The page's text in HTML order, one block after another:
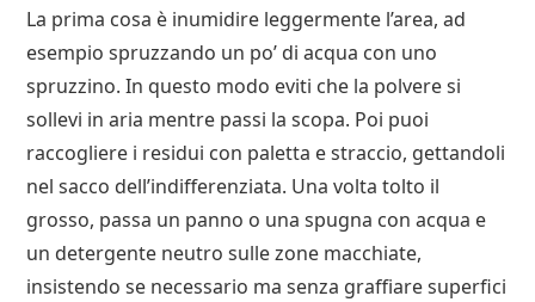
La prima cosa è inumidire leggermente l’area, ad
esempio spruzzando un po’ di acqua con uno
spruzzino. In questo modo eviti che la polvere si
sollevi in aria mentre passi la scopa. Poi puoi
raccogliere i residui con paletta e straccio, gettandoli
nel sacco dell’indifferenziata. Una volta tolto il
grosso, passa un panno o una spugna con acqua e
un detergente neutro sulle zone macchiate,
insistendo se necessario ma senza graffiare superfici